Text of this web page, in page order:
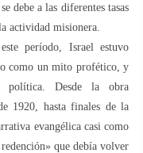
debe a las diferentes tasas
actividad misionera.
período, Israel estuvo
como un mito profético, y
política. Desde la obra
1920, hasta finales de la
evangélica casi como
que debía volver